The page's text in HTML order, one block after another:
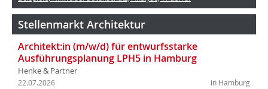
Stellenmarkt Architektur
Architekt:in (m/w/d) für entwurfsstarke
Ausführungsplanung LPH5 in Hamburg
Henke & Partner
in Hamburg
22.07.2026